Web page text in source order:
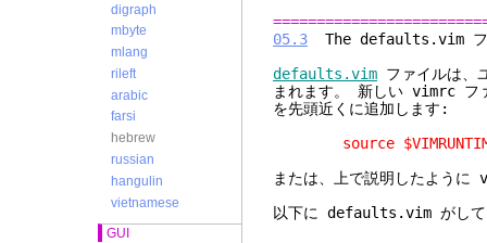
digraph
mbyte
mlang
rileft
arabic
farsi
hebrew
russian
hangulin
vietnamese
GUI
05.3 The
defaults.vim ファイルは、
まれます。 新しい vimrc フ
を先頭近くに追加します:
source
または、上で説明したよう
以下に defaults.vim がして